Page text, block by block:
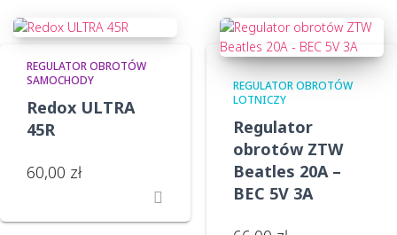
wysokiej
REGULATOR OBROTÓW
SAMOCHODY
Redox ULTRA
45R
60,00 zł
REGULATOR OBROTÓW
LOTNICZY
Regulator
obrotów ZTW
Beatles 20A –
BEC 5V 3A